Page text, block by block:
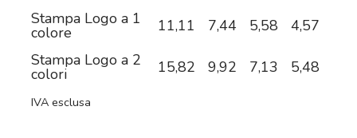
Stampa Logo a 1
colore 11,11 7,44 5,58 4,57
Stampa Logo a 2
colori 15,82 9,92 7,13 5,48
IVA esclusa